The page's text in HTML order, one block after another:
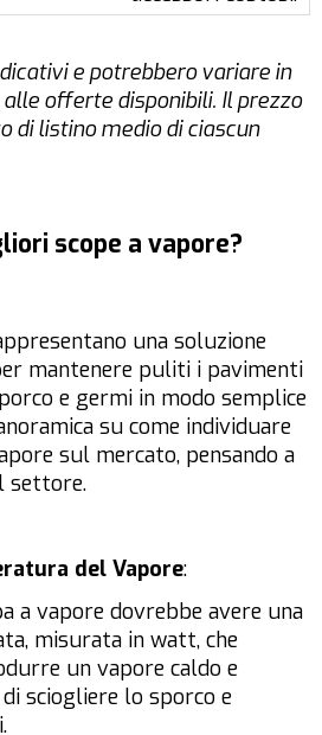
e potrebbero variare in
offerte disponibili. Il prezzo
di listino medio di ciascun
scope a vapore?
una soluzione
mantenere puliti i pavimenti
e germi in modo semplice
su come individuare
sul mercato, pensando a
settore.
del Vapore:
a vapore dovrebbe avere una
misurata in watt, che
un vapore caldo e
sciogliere lo sporco e